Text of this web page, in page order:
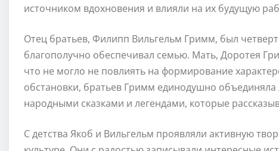
источником вдохновения и влияли на их будущую
Отец братьев, Филипп Вильгельм Гримм, был
благополучно обеспечивал семью. Мать, Доротея
что не могло не повлиять на формирование
обстановки, братьев Гримм единодушно
народными сказками и легендами, которые
С детства Якоб и Вильгельм проявляли активную